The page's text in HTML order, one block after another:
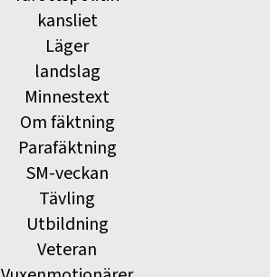
kansliet
Läger
landslag
Minnestext
Om fäktning
Parafäktning
SM-veckan
Tävling
Utbildning
Veteran